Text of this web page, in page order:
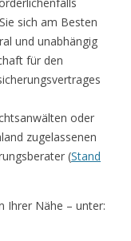
sich am Besten
und unabhängig
für den
oder
zugelassenen
(Stand
Ihrer Nähe – unter: